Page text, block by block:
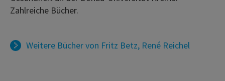
Zahlreiche Bücher.
Weitere Bücher von Fritz Betz, René Reichel